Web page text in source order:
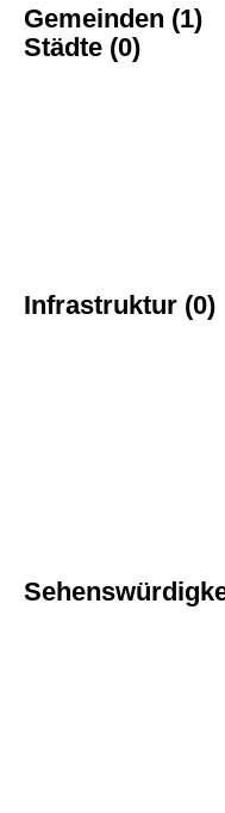
Gemeinden (1)
Städte (0)
Infrastruktur (0)